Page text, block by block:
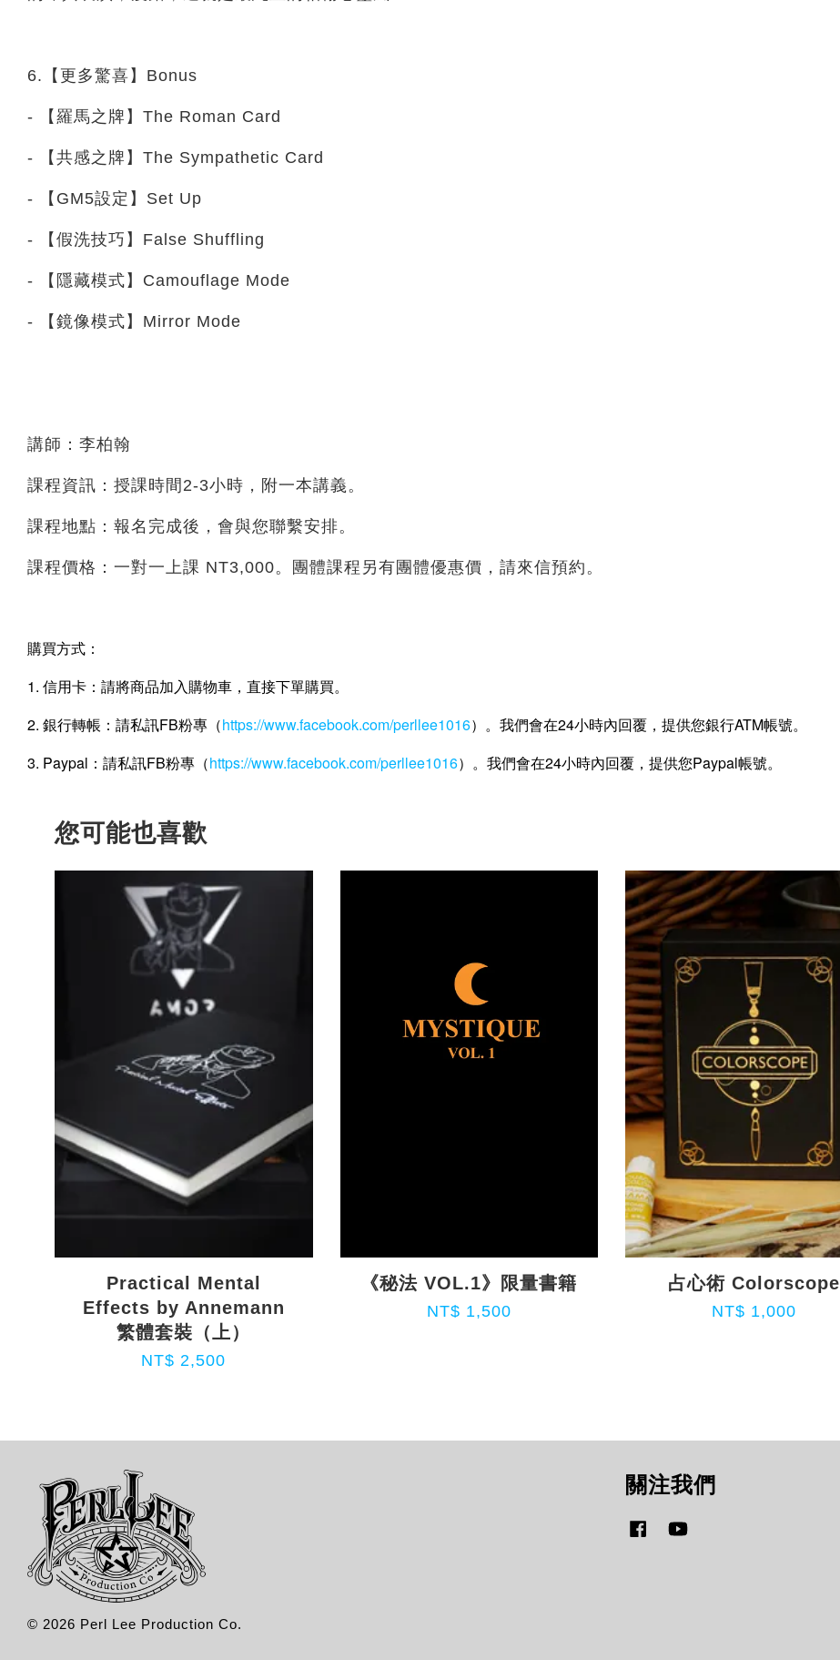
6.【更多驚喜】Bonus
- 【羅馬之牌】The Roman Card
- 【共感之牌】The Sympathetic Card
- 【GM5設定】Set Up
- 【假洗技巧】False Shuffling
- 【隱藏模式】Camouflage Mode
- 【鏡像模式】Mirror Mode
講師：李柏翰
課程資訊：授課時間2-3小時，附一本講義。
課程地點：報名完成後，會與您聯繫安排。
課程價格：一對一上課 NT3,000。團體課程另有團體優惠價，請來信預約。
購買方式：
1. 信用卡：請將商品加入購物車，直接下單購買。
2. 銀行轉帳：請私訊FB粉專（https://www.facebook.com/perllee1016）。我們會在24小時內回覆，提供您銀行ATM帳號。
3. Paypal：請私訊FB粉專（https://www.facebook.com/perllee1016）。我們會在24小時內回覆，提供您Paypal帳號。
您可能也喜歡
Practical Mental
Effects by Annemann
繁體套裝（上）
NT$ 2,500
《秘法 VOL.1》限量書籍
NT$ 1,500
占心術 Colorscope
NT$ 1,000
© 2026 Perl Lee Production Co.
關注我們
Facebook